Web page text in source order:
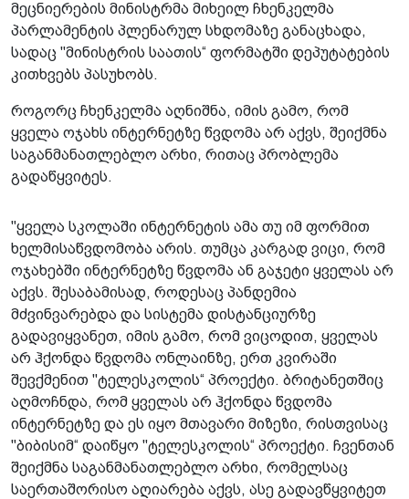
მეცნიერების მინისტრმა მიხეილ ჩხენკელმა
პარლამენტის პლენარულ სხდომაზე განაცხადა,
სადაც "მინისტრის საათის“ ფორმატში დეპუტატების
კითხვებს პასუხობს.
როგორც ჩხენკელმა აღნიშნა, იმის გამო, რომ
ყველა ოჯახს ინტერნეტზე წვდომა არ აქვს, შეიქმნა
საგანმანათლებლო არხი, რითაც პრობლემა
გადაწყვიტეს.
"ყველა სკოლაში ინტერნეტის ამა თუ იმ ფორმით
ხელმისაწვდომობა არის. თუმცა კარგად ვიცი, რომ
ოჯახებში ინტერნეტზე წვდომა ან გაჯეტი ყველას არ
აქვს. შესაბამისად, როდესაც პანდემია
მძვინვარებდა და სისტემა დისტანციურზე
გადავიყვანეთ, იმის გამო, რომ ვიცოდით, ყველას
არ ჰქონდა წვდომა ონლაინზე, ერთ კვირაში
შევქმენით "ტელესკოლის“ პროექტი. ბრიტანეთშიც
აღმოჩნდა, რომ ყველას არ ჰქონდა წვდომა
ინტერნეტზე და ეს იყო მთავარი მიზეზი, რისთვისაც
"ბიბისიმ“ დაიწყო "ტელესკოლის“ პროექტი. ჩვენთან
შეიქმნა საგანმანათლებლო არხი, რომელსაც
საერთაშორისო აღიარება აქვს, ასე გადავწყვიტეთ